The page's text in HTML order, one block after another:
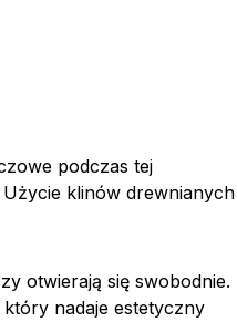
podczas tej
Użycie klinów drewnianych
otwierają się swobodnie.
nadaje estetyczny